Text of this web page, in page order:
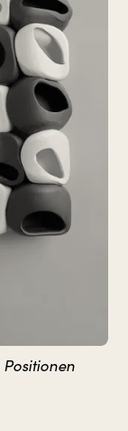
Positionen